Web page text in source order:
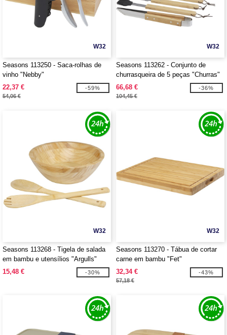
W32
Seasons 113250 - Saca-rolhas de
vinho "Nebby"
22,37 €
54,06 €
-59%
W32
Seasons 113262 - Conjunto de
churrasqueira de 5 peças "Churras"
66,68 €
104,45 €
-36%
W32
Seasons 113268 - Tigela de salada
em bambu e utensílios "Argulls"
15,48 €
-30%
W32
Seasons 113270 - Tábua de cortar
carne em bambu "Fet"
32,34 €
57,18 €
-43%